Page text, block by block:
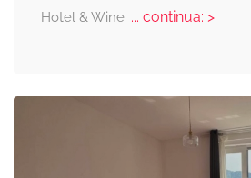
Hotel & Wine... continua: >